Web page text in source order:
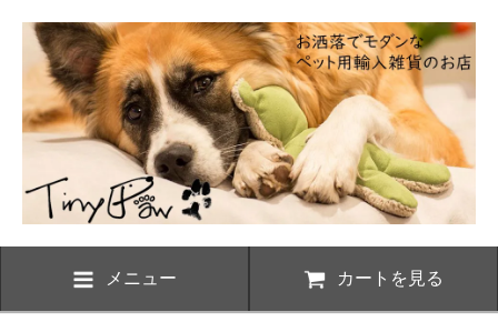
メニュー カートを見る